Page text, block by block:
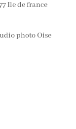
Ile de france
photo Oise